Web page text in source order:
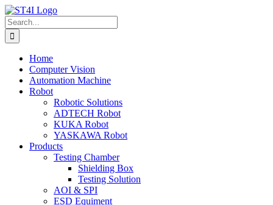
Skip
to
content
Search
for:
Home
Computer Vision
Automation Machine
Robot
Robotic Solutions
ADTECH Robot
KUKA Robot
YASKAWA Robot
Products
Testing Chamber
Shielding Box
Testing Solution
AOI & SPI
ESD Equiment